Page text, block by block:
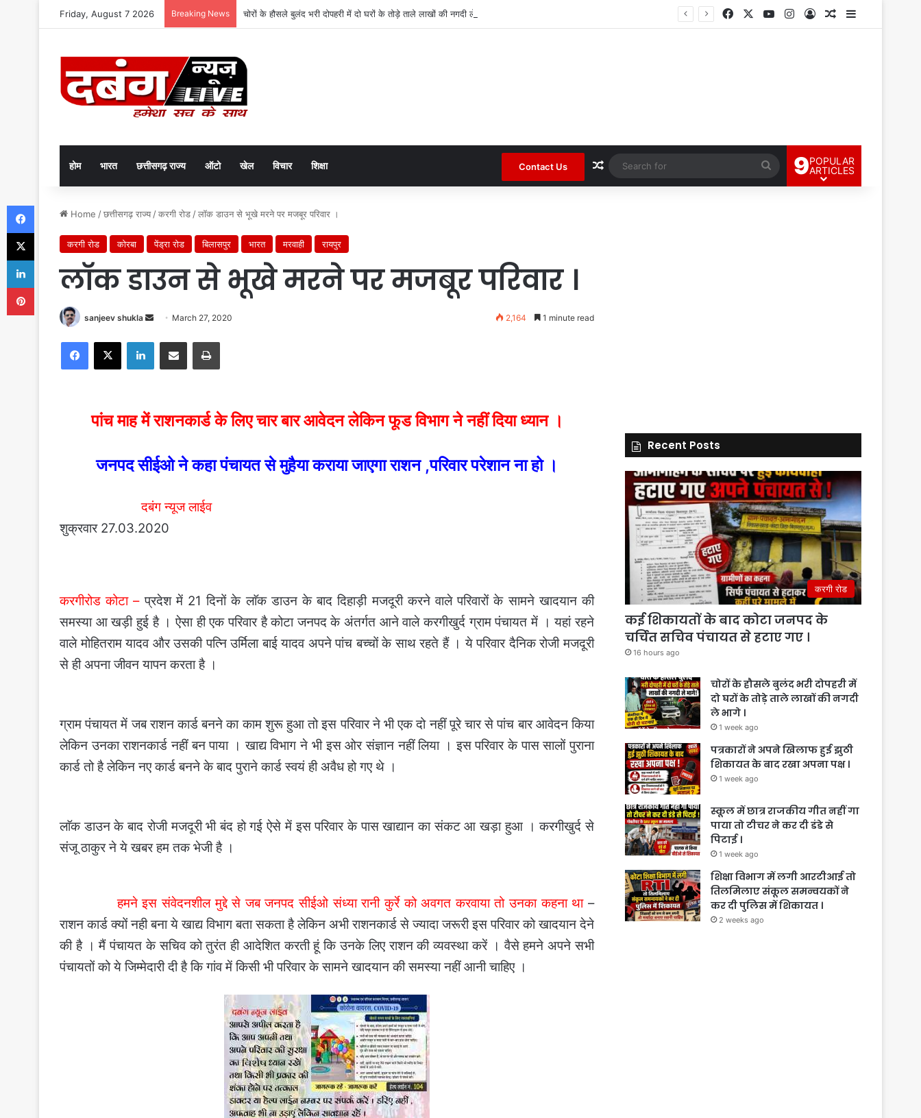
Friday, August 7 2026 Breaking News चोरों के हौसले बुलंद भरी दोपहरी में दो घरों के तोड़े ताले लाखों की नगदी ले भागे । FacebookYouTubeInstagram
Log InRandom Article
Sidebar
होम भारत छत्तीसगढ़ राज्य ऑटो खेल विचार शिक्षा Contact Us Random Article
Search
for
9POPULAR
ARTICLES
Home /छत्तीसगढ़ राज्य /करगी रोड /लाॅक डाउन से भूखे मरने पर मजबूर परिवार ।
करगी रोड कोरबा पेंड्रा रोड बिलासपुर भारत मरवाही रायपुर
लाॅक डाउन से भूखे मरने पर मजबूर परिवार ।
sanjeev shukla
Send
email
March 27, 2020 2,164 1 minute read
Facebook
X LinkedInShare via Email Print
पांच माह में राशनकार्ड के लिए चार बार आवेदन लेकिन फूड विभाग ने नहीं दिया ध्यान ।
जनपद सीईओ ने कहा पंचायत से मुहैया कराया जाएगा राशन ,परिवार परेशान ना हो ।
दबंग न्यूज लाईव
शुक्रवार 27.03.2020
करगीरोड कोटा –प्रदेश में 21 दिनों के लाॅक डाउन के बाद दिहाड़ी मजदूरी करने वाले परिवारों के सामने खादयान की
समस्या आ खड़ी हुई है । ऐसा ही एक परिवार है कोटा जनपद के अंतर्गत आने वाले करगीखुर्द ग्राम पंचायत में । यहां रहने
वाले मोहितराम यादव और उसकी पत्नि उर्मिला बाई यादव अपने पांच बच्चों के साथ रहते हैं । ये परिवार दैनिक रोजी मजदूरी
से ही अपना जीवन यापन करता है ।
ग्राम पंचायत में जब राशन कार्ड बनने का काम शुरू हुआ तो इस परिवार ने भी एक दो नहीं पूरे चार से पांच बार आवेदन किया
लेकिन उनका राशनकार्ड नहीं बन पाया । खाद्य विभाग ने भी इस ओर संज्ञान नहीं लिया । इस परिवार के पास सालों पुराना
कार्ड तो है लेकिन नए कार्ड बनने के बाद पुराने कार्ड स्वयं ही अवैध हो गए थे ।
लाॅक डाउन के बाद रोजी मजदूरी भी बंद हो गई ऐसे में इस परिवार के पास खाद्यान का संकट आ खड़ा हुआ । करगीखुर्द से
संजू ठाकुर ने ये खबर हम तक भेजी है ।
हमने इस संवेदनशील मुद्दे से जब जनपद सीईओ संध्या रानी कुर्रे को अवगत करवाया तो उनका कहना था–
राशन कार्ड क्यों नही बना ये खाद्य विभाग बता सकता है लेकिन अभी राशनकार्ड से ज्यादा जरूरी इस परिवार को खादयान देने
की है । मैं पंचायत के सचिव को तुरंत ही आदेशित करती हूं कि उनके लिए राशन की व्यवस्था करें । वैसे हमने अपने सभी
पंचायतों को ये जिम्मेदारी दी है कि गांव में किसी भी परिवार के सामने खादयान की समस्या नहीं आनी चाहिए ।
Recent Posts
करगी रोड
कई शिकायतों के बाद कोटा जनपद के
चर्चित सचिव पंचायत से हटाए गए ।
16 hours ago
चोरों के हौसले बुलंद भरी दोपहरी में
दो घरों के तोड़े ताले लाखों की नगदी
ले भागे ।
1 week ago
पत्रकारों ने अपने खिलाफ हुई झुठी
शिकायत के बाद रखा अपना पक्ष ।
1 week ago
स्कूल में छात्र राजकीय गीत नहीं गा
पाया तो टीचर ने कर दी डंडे से
पिटाई ।
1 week ago
शिक्षा विभाग में लगी आरटीआई तो
तिलमिलाए संकूल समन्वयकों ने
कर दी पुलिस में शिकायत ।
2 weeks ago
Facebook
X
LinkedIn
Pinterest